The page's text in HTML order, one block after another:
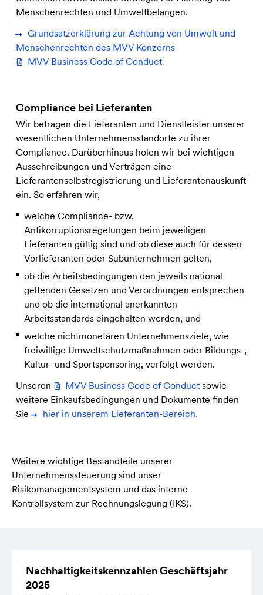
Menschenrechten und Umweltbelangen.
Grundsatzerklärung zur Achtung von Umwelt und
Menschenrechten des MVV Konzerns
MVV Business Code of Conduct
Compliance bei Lieferanten
Wir befragen die Lieferanten und Dienstleister unserer
wesentlichen Unternehmensstandorte zu ihrer
Compliance. Darüberhinaus holen wir bei wichtigen
Ausschreibungen und Verträgen eine
Lieferantenselbstregistrierung und Lieferantenauskunft
ein. So erfahren wir,
welche Compliance- bzw.
Antikorruptionsregelungen beim jeweiligen
Lieferanten gültig sind und ob diese auch für dessen
Vorlieferanten oder Subunternehmen gelten,
ob die Arbeitsbedingungen den jeweils national
geltenden Gesetzen und Verordnungen entsprechen
und ob die international anerkannten
Arbeitsstandards eingehalten werden, und
welche nichtmonetären Unternehmensziele, wie
freiwillige Umweltschutzmaßnahmen oder Bildungs-,
Kultur- und Sportsponsoring, verfolgt werden.
Unseren
MVV Business Code of Conduct sowie
weitere Einkaufsbedingungen und Dokumente finden
Sie
hier in unserem Lieferanten-Bereich.
Weitere wichtige Bestandteile unserer
Unternehmenssteuerung sind unser
Risikomanagementsystem und das interne
Kontrollsystem zur Rechnungslegung (IKS).
Nachhaltig­keits­kennzahlen Geschäfts­jahr
2025